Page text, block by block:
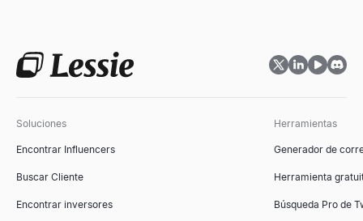
Evaluador de Ajuste ICP
Puntúa cuentas B2B según tu perfil de cliente ideal. Modelo
Genera esquemas de presentaciones de ventas ganadoras al
Soluciones
Encontrar Influencers
Buscar Cliente
Encontrar inversores
Herramientas
Generador de
Herramienta
Búsqueda Pro de